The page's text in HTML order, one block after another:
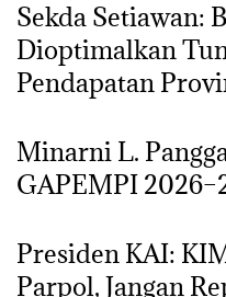
Sekda Setiawan:
Dioptimalkan
Pendapatan
Minarni L.
GAPEMPI
Presiden KAI:
Parpol, Jangan